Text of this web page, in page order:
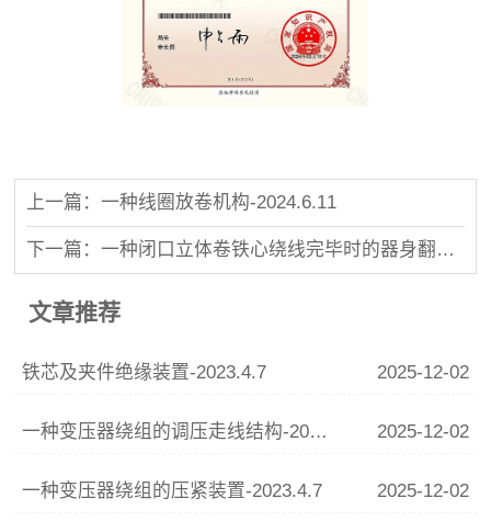
上一篇：一种线圈放卷机构-2024.6.11
下一篇：一种闭口立体卷铁心绕线完毕时的器身翻转机构-2023.4.7
文章推荐
铁芯及夹件绝缘装置-2023.4.7 2025-12-02
一种变压器绕组的调压走线结构-2024.2.13 2025-12-02
一种变压器绕组的压紧装置-2023.4.7 2025-12-02